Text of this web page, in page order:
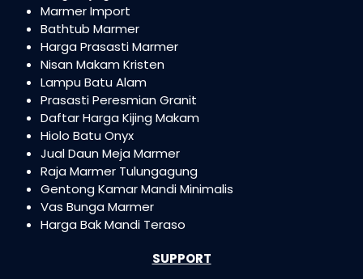
Marmer Import
Bathtub Marmer
Harga Prasasti Marmer
Nisan Makam Kristen
Lampu Batu Alam
Prasasti Peresmian Granit
Daftar Harga Kijing Makam
Hiolo Batu Onyx
Jual Daun Meja Marmer
Raja Marmer Tulungagung
Gentong Kamar Mandi Minimalis
Vas Bunga Marmer
Harga Bak Mandi Teraso
SUPPORT